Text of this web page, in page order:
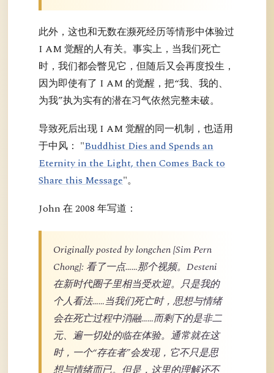
此外，这也和无数在濒死经历等情形中体验过
I AM 觉醒的人有关。事实上，当我们死亡
时，我们都会瞥见它，但随后又会再度投生，
因为即使有了 I AM 的觉醒，把“我、我的、
为我”执为实有的潜在习气依然完整未破。
导致死后出现 I AM 觉醒的同一机制，也适用
于中风： "Buddhist Dies and Spends an
Eternity in the Light, then Comes Back to
Share this Message"。
John 在 2008 年写道：
Originally posted by longchen [Sim Pern
Chong]: 看了一点……那个视频。Desteni
在新时代圈子里相当受欢迎。只是我的
个人看法……当我们死亡时，思想与情绪
会在死亡过程中消融……而剩下的是非二
元、遍一切处的临在体验。通常就在这
时，一个“存在者”会发现，它不只是思
想与情绪而已。但是，这里的理解还不